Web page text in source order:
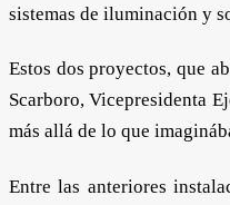
sistemas de iluminación y
Estos dos proyectos, que
Scarboro, Vicepresidenta
más allá de lo que
Entre las anteriores